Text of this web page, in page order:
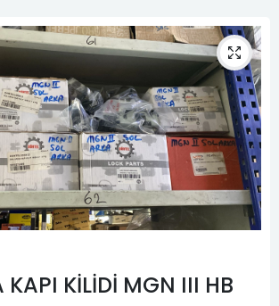
KAPI KİLİDİ MGN III HB